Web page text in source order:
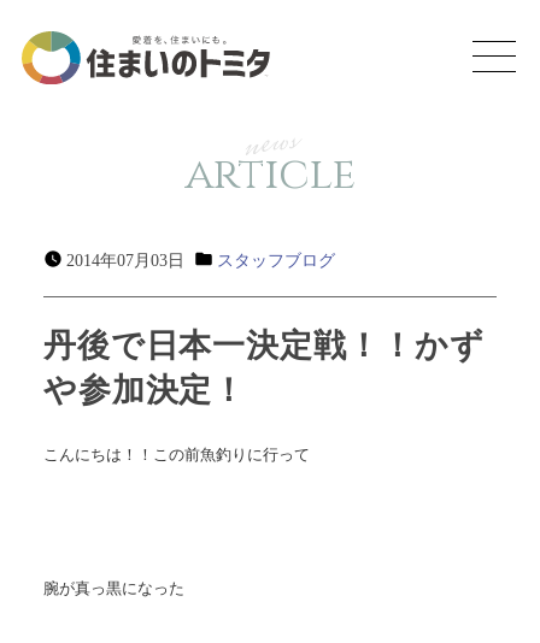
news
article
2014年07月03日 スタッフブログ
丹後で日本一決定戦！！かず
や参加決定！
こんにちは！！この前魚釣りに行って
腕が真っ黒になった